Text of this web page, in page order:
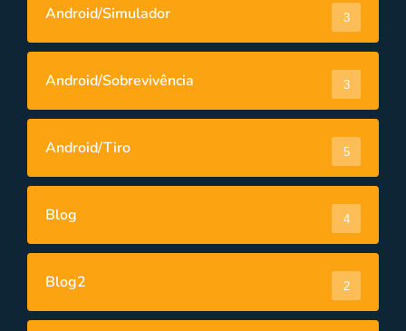
Android/Simulador 3
Android/Sobrevivência 3
Android/Tiro 5
Blog 4
Blog2 2